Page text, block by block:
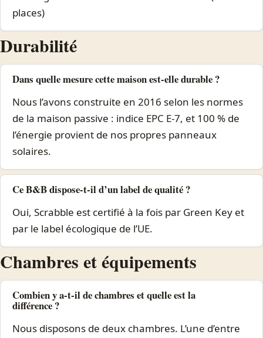
places)
Durabilité
Dans quelle mesure cette maison est-elle durable ?
Nous l’avons construite en 2016 selon les normes
de la maison passive : indice EPC E-7, et 100 % de
l’énergie provient de nos propres panneaux
solaires.
Ce B&B dispose-t-il d’un label de qualité ?
Oui, Scrabble est certifié à la fois par Green Key et
par le label écologique de l’UE.
Chambres et équipements
Combien y a-t-il de chambres et quelle est la
différence ?
Nous disposons de deux chambres. L’une d’entre